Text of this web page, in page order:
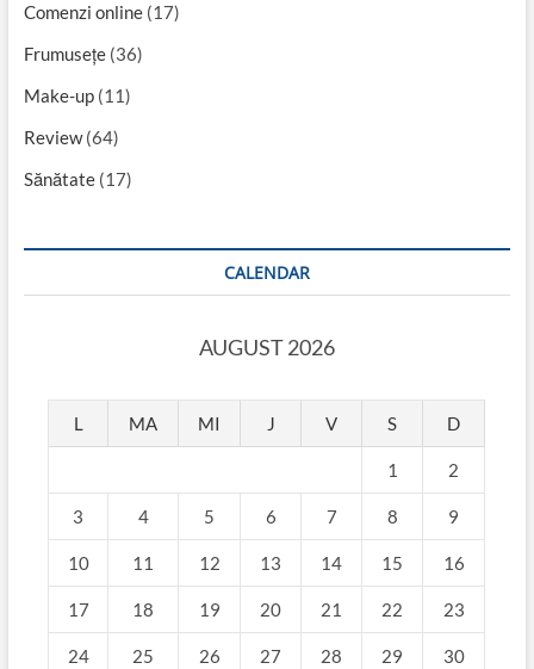
Comenzi online(17)
Frumusețe(36)
Make-up(11)
Review(64)
Sănătate(17)
CALENDAR
AUGUST 2026
L MA MI J V S D
1 2
3 4 5 6 7 8 9
10 11 12 13 14 15 16
17 18 19 20 21 22 23
24 25 26 27 28 29 30